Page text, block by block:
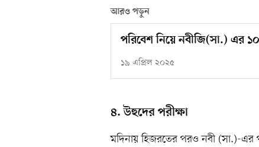
আরও পড়ুন
পরিবেশ নিয়ে নবীজি(সা.) এর ১০
১৯ এপ্রিল ২০২৫
৪. উহুদের পরীক্ষা
মদিনায় হিজরতের পরও নবী (সা.)-এর